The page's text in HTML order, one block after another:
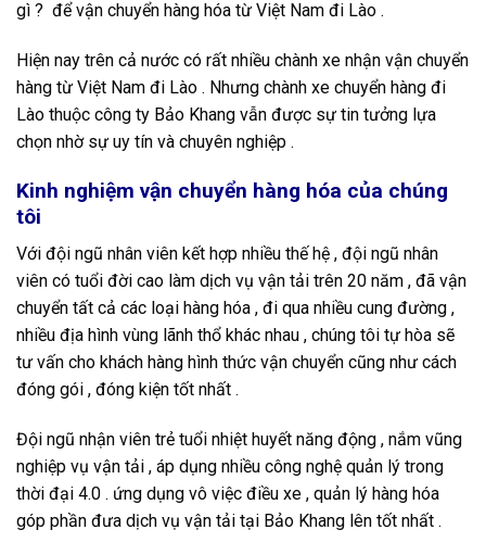
gì ? để vận chuyển hàng hóa từ Việt Nam đi Lào .
Hiện nay trên cả nước có rất nhiều chành xe nhận vận chuyển
hàng từ Việt Nam đi Lào . Nhưng chành xe chuyển hàng đi
Lào thuộc công ty Bảo Khang vẫn được sự tin tưởng lựa
chọn nhờ sự uy tín và chuyên nghiệp .
Kinh nghiệm vận chuyển hàng hóa của chúng
tôi
Với đội ngũ nhân viên kết hợp nhiều thế hệ , đội ngũ nhân
viên có tuổi đời cao làm dịch vụ vận tải trên 20 năm , đã vận
chuyển tất cả các loại hàng hóa , đi qua nhiều cung đường ,
nhiều địa hình vùng lãnh thổ khác nhau , chúng tôi tự hòa sẽ
tư vấn cho khách hàng hình thức vận chuyển cũng như cách
đóng gói , đóng kiện tốt nhất .
Đội ngũ nhận viên trẻ tuổi nhiệt huyết năng động , nắm vũng
nghiệp vụ vận tải , áp dụng nhiều công nghệ quản lý trong
thời đại 4.0 . ứng dụng vô việc điều xe , quản lý hàng hóa
góp phần đưa dịch vụ vận tải tại Bảo Khang lên tốt nhất .